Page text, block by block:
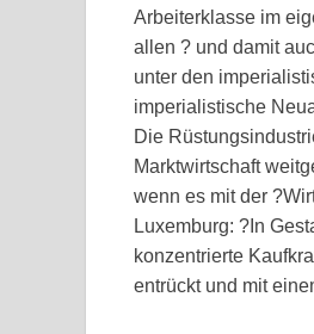
Arbeiterklasse im
allen ? und damit
unter den
imperialistische
Die
Marktwirtschaft
wenn es mit der
Luxemburg: ?In
konzentrierte
entrückt und mit